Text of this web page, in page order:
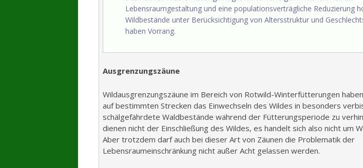
Lebensraumgestaltung und eine populationsverträgliche Reduzierung
Wildbestände unter Berücksichtigung von Altersstruktur und
haben Vorrang.
Ausgrenzungszäune
Wildausgrenzungszäune im Bereich von Rotwild-Winterfütterungen
auf bestimmten Strecken das Einwechseln des Wildes in besonders
schälgefährdete Waldbestände während der Fütterungsperiode zu
dienen nicht der Einschließung des Wildes, es handelt sich also nicht um
Aber trotzdem darf auch bei dieser Art von Zäunen die Problematik der
Lebensraumeinschränkung nicht außer Acht gelassen werden.